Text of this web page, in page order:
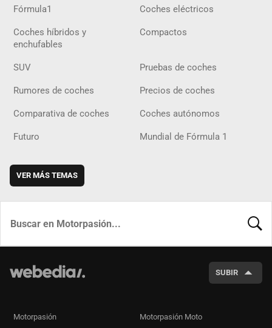
Fórmula1 Coches eléctricos
Coches híbridos y
enchufables
Compactos
SUV Pruebas de coches
Rumores de coches Precios de coches
Comparativa de coches Coches autónomos
Futuro Mundial de Fórmula 1
VER MÁS TEMAS
SUBIR
Motorpasión Motorpasión Moto